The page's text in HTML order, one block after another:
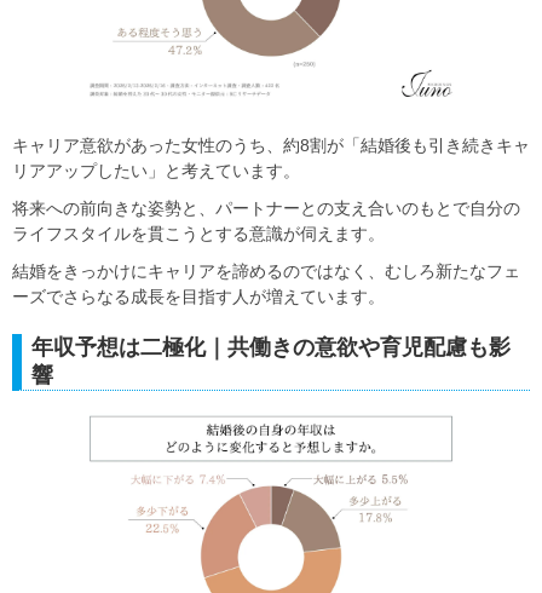
キャリア意欲があった女性のうち、約8割が「結婚後も引き続きキャ
リアアップしたい」と考えています。
将来への前向きな姿勢と、パートナーとの支え合いのもとで自分の
ライフスタイルを貫こうとする意識が伺えます。
結婚をきっかけにキャリアを諦めるのではなく、むしろ新たなフェ
ーズでさらなる成長を目指す人が増えています。
年収予想は二極化｜共働きの意欲や育児配慮も影
響